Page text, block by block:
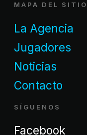
MAPA DEL SITIO
La Agencia
Jugadores
Noticias
Contacto
SÍGUENOS
Facebook